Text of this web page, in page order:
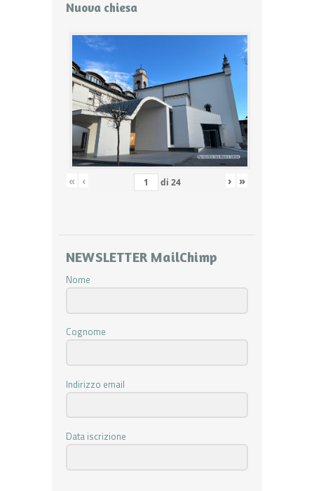
Nuova chiesa
« ‹ di 24 › »
NEWSLETTER MailChimp
Nome
Cognome
Indirizzo email
Data iscrizione